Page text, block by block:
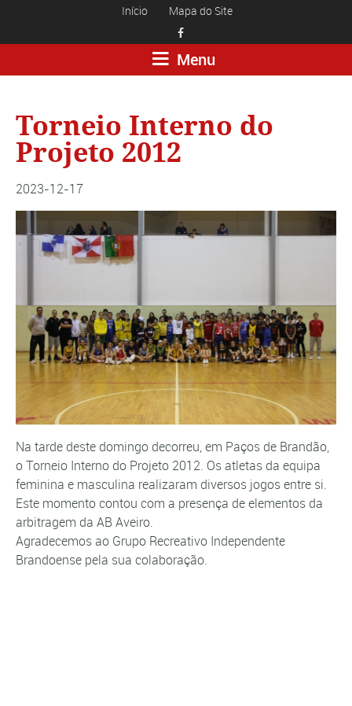
Início Mapa do Site

Menu
Torneio Interno do
Projeto 2012
2023-12-17
Na tarde deste domingo decorreu, em Paços de Brandão,
o Torneio Interno do Projeto 2012. Os atletas da equipa
feminina e masculina realizaram diversos jogos entre si.
Este momento contou com a presença de elementos da
arbitragem da AB Aveiro.
Agradecemos ao Grupo Recreativo Independente
Brandoense pela sua colaboração.